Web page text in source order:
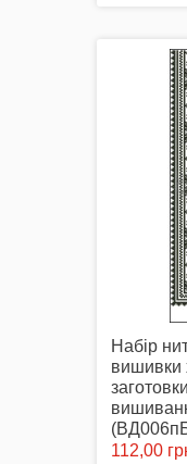
Набір
вишивки
112,00